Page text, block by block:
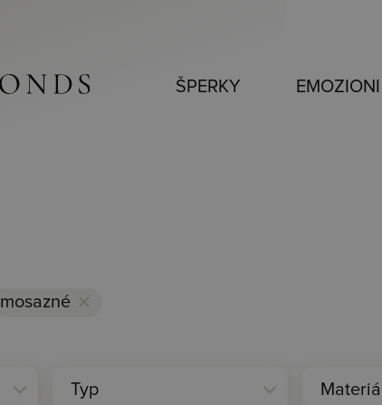
ŠPERKY EMOZIONI
mosazné clear
expand_more expand_more
Typ Materiál